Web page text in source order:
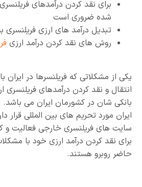
برای نقد کردن درآمدهای
شده ضروری است
تبدیل درآمد های ارزی فریلنسری
روش های نقد کردن درآمد ارزی
یکی از مشکلاتی که فریلنسرها در
انتقال و نقد کردن درآمدهای
بانکی شان در کشورمان ایران می باشد.
ایران مورد تحریم های بین المللی قرار
سایت های فریلنسری خارجی فعالیت و
برای نقد کردن درآمد ارزی خود با
حاضر روبرو هستند.